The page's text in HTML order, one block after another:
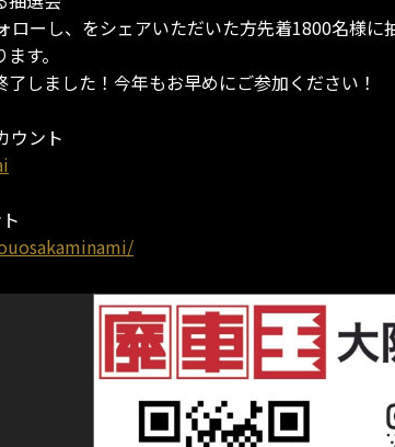
ーし、をシェアいただいた方先着1800名様に
す。
しました！今年もお早めにご参加ください！
ウント